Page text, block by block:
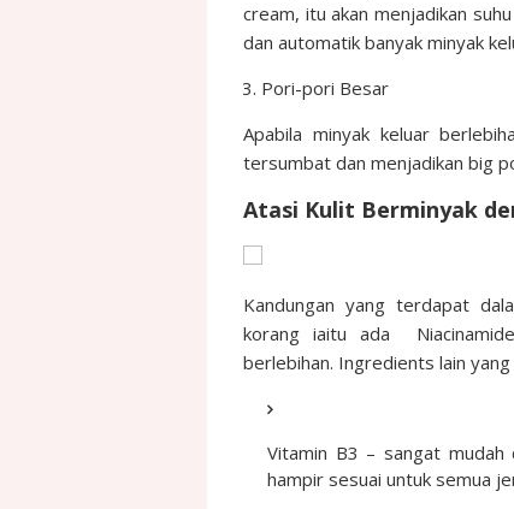
cream, itu akan menjadikan
dan automatik banyak minyak
Pori-pori Besar
Apabila minyak keluar
tersumbat dan menjadikan big
Atasi Kulit Berminyak
Kandungan yang terdapat
korang iaitu ada
berlebihan. Ingredients lain
Vitamin B3 – sangat
hampir sesuai untuk semua